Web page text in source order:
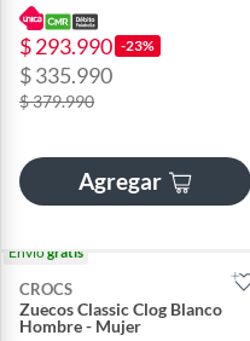
$ 293.990 -23%
$ 335.990
$ 379.990
Agregar
Envíogratis
CROCS
Zuecos Classic Clog Blanco
Hombre - Mujer